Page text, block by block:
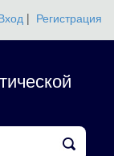
| Регистрация